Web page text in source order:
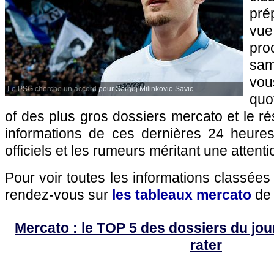
Le PSG cherche un accord pour Sergej Milinkovic-Savic.
of des plus gros dossiers mercato et le
informations de ces dernières 24
officiels et les rumeurs méritant une
Pour voir toutes les informations
rendez-vous sur les tableaux mercato
Mercato : le TOP 5 des dossiers du
rater